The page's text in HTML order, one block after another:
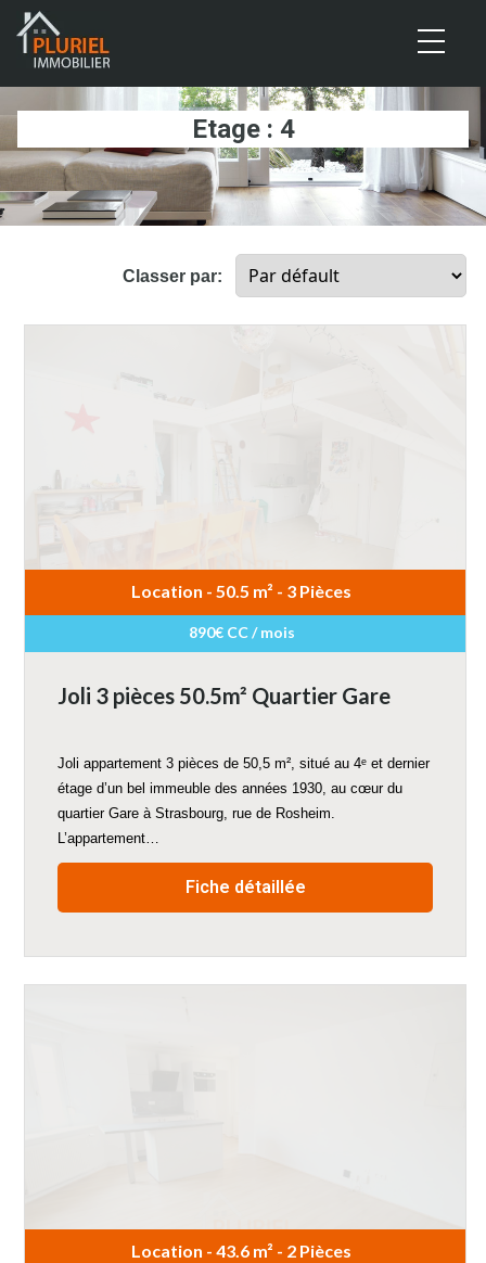
Etage : 4
Classer par:
Location - 50.5 m² - 3 Pièces
890€ CC / mois
Joli 3 pièces 50.5m² Quartier Gare
Joli appartement 3 pièces de 50,5 m², situé au 4ᵉ et dernier
étage d’un bel immeuble des années 1930, au cœur du
quartier Gare à Strasbourg, rue de Rosheim.
L’appartement…
Fiche détaillée
Location - 43.6 m² - 2 Pièces
Cookies management panel